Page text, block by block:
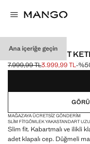
Ana içeriğe geçin
AMALFI SLIM FIT
Üstü çizili ilk fiyat [7.999,99
7.999,99 TL
Güncel fiyat [3.999,99 TL ]
3.999,99 TL-
Bir renk seçin
MAĞAZAYA ÜCRETSIZ GÖNDERIM
SLIM FITGÖMLEK YAKASTANDART
Slim fit. Kabartmalı ve ilikli
adet klapalı cep. Düğmeli